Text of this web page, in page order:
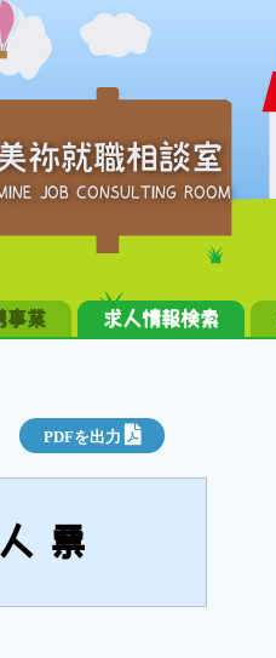
祢就職相談室
JOB CONSULTING ROOM
事業 求人情報検索
PDFを出力
票